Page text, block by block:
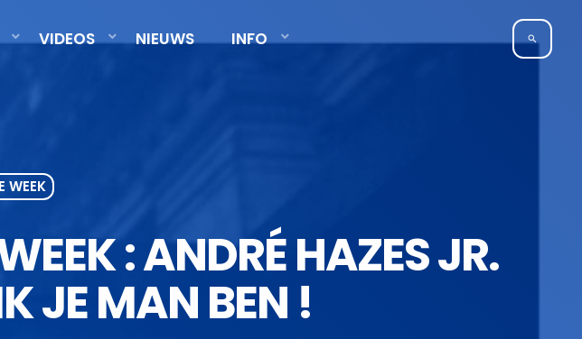
VIDEOS NIEUWS INFO search
WEEK
: ANDRÉ HAZES JR.
JE MAN BEN !